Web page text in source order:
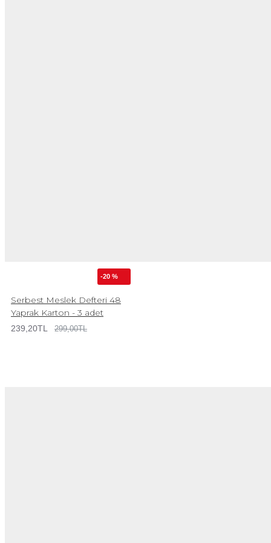
-20 %
Serbest Meslek Defteri 48
Yaprak Karton - 3 adet
239,20TL 299,00TL